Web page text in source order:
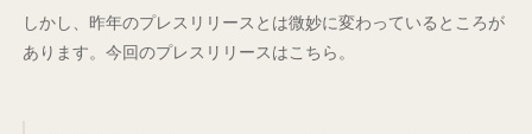
しかし、昨年のプレスリリースとは微妙に変わっているところが
あります。今回のプレスリリースはこちら。